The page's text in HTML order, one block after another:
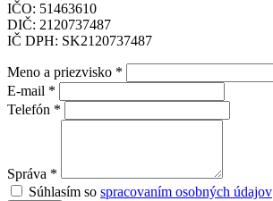
IČO: 51463610
DIČ: 2120737487
IČ DPH: SK2120737487
Meno a priezvisko *
E-mail *
Telefón *
Správa *
Súhlasím so spracovaním osobných údajov